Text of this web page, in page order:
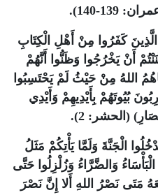
140).
كَفَرُوا مِنْ أَهْلِ الْكِتَابِ
أَنْ يَخْرُجُوا وَظَنُّوا أَنَّهُمْ
اللهُ مِنْ حَيْثُ لَمْ يَحْتَسِبُوا
بُيُوتَهُمْ بِأَيْدِيهِمْ وَأَيْدِي
(الحشر: 2).
الْجَنَّةَ وَلَمَّا يَأْتِكُمْ مَثَلُ
وَالضَّرَّاءُ وَزُلْزِلُوا حَتَّى
مَتَى نَصْرُ اللهِ أَلا إِنَّ نَصْرَ